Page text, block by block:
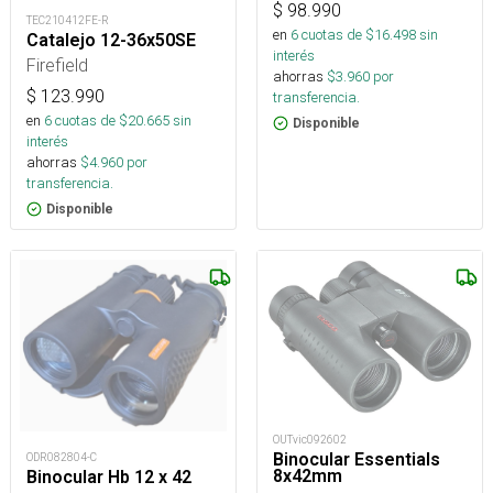
TEC210412FE-R
Catalejo 12-36x50SE
Firefield
$ 123.990
en 6cuotas de $20.665sin
interés
ahorras $4.960 por
transferencia.
Disponible
$ 98.990
en 6cuotas de $16.498sin
interés
ahorras $3.960 por
transferencia.
Disponible
ODR082804-C
Binocular Hb 12 x 42
OUTvic092602
Binocular Essentials
8x42mm